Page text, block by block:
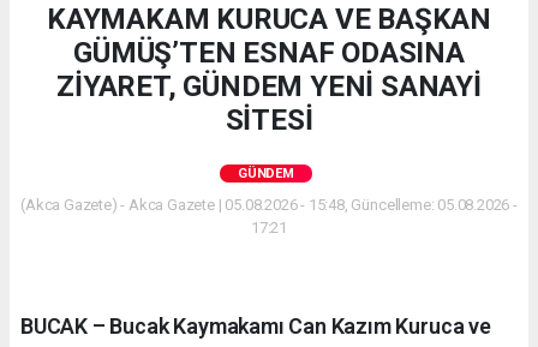
KAYMAKAM KURUCA VE BAŞKAN
GÜMÜŞ’TEN ESNAF ODASINA
ZİYARET, GÜNDEM YENİ SANAYİ
SİTESİ
GÜNDEM
(Akca Gazete) - Akca Gazete | 05.08.2026 - 15:48, Güncelleme: 05.08.2026 -
17:21
BUCAK – Bucak Kaymakamı Can Kazım Kuruca ve